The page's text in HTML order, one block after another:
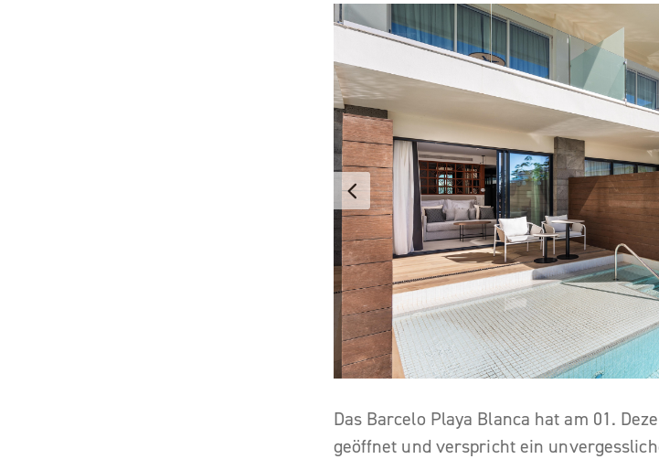
Das Barcelo Playa Blanca hat am 01.
geöffnet und verspricht ein